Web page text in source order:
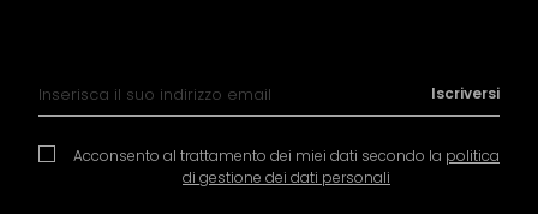
Acconsento al trattamento dei miei dati secondo la politica
di gestione dei dati personali
Iscriversi